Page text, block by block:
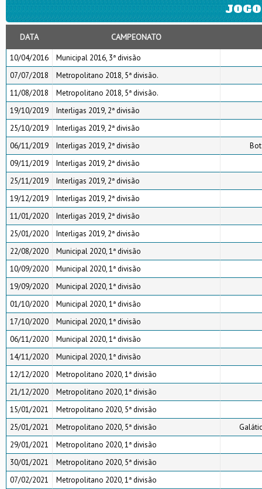
DATA CAMPEONATO
10/04/2016
Municipal 2016, 3ª divisão
07/07/2018
Metropolitano 2018, 5ª divisão.
11/08/2018
Metropolitano 2018, 5ª divisão.
19/10/2019
Interligas 2019, 2ª divisão
25/10/2019
Interligas 2019, 2ª divisão
06/11/2019
Interligas 2019, 2ª divisão
09/11/2019
Interligas 2019, 2ª divisão
25/11/2019
Interligas 2019, 2ª divisão
19/12/2019
Interligas 2019, 2ª divisão
11/01/2020
Interligas 2019, 2ª divisão
25/01/2020
Interligas 2019, 2ª divisão
22/08/2020
Municipal 2020, 1ª divisão
10/09/2020
Municipal 2020, 1ª divisão
19/09/2020
Municipal 2020, 1ª divisão
01/10/2020
Municipal 2020, 1ª divisão
17/10/2020
Municipal 2020, 1ª divisão
06/11/2020
Municipal 2020, 1ª divisão
14/11/2020
Municipal 2020, 1ª divisão
12/12/2020
Metropolitano 2020, 1ª divisão
21/12/2020
Metropolitano 2020, 1ª divisão
15/01/2021
Metropolitano 2020, 5ª divisão
25/01/2021
Metropolitano 2020, 5ª divisão
29/01/2021
Metropolitano 2020, 1ª divisão
30/01/2021
Metropolitano 2020, 5ª divisão
07/02/2021
Metropolitano 2020, 1ª divisão